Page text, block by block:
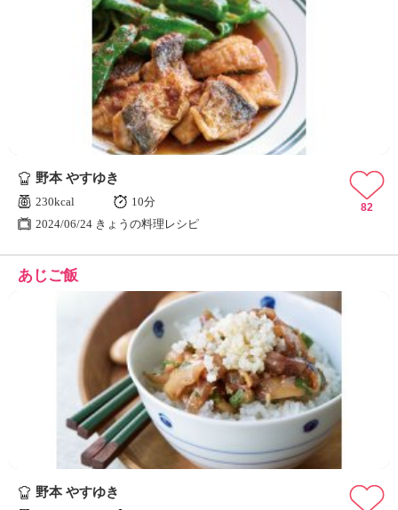
野本 やすゆき
230kcal
10分
2024/06/24 きょうの料理レシピ
82
あじご飯
野本 やすゆき